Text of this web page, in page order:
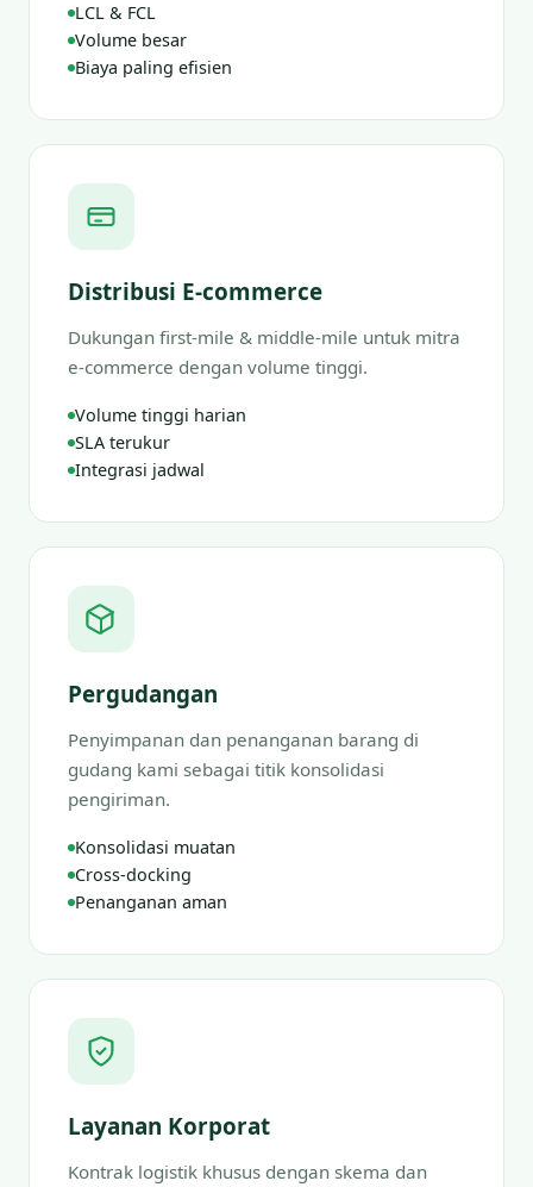
LCL & FCL
Volume besar
Biaya paling efisien
Distribusi E-commerce
Dukungan first-mile & middle-mile untuk mitra
e-commerce dengan volume tinggi.
Volume tinggi harian
SLA terukur
Integrasi jadwal
Pergudangan
Penyimpanan dan penanganan barang di
gudang kami sebagai titik konsolidasi
pengiriman.
Konsolidasi muatan
Cross-docking
Penanganan aman
Layanan Korporat
Kontrak logistik khusus dengan skema dan